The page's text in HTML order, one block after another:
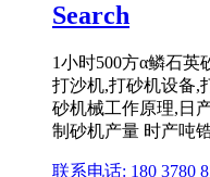
Search
1小时500方α鳞石英
打沙机,打砂机设备,
砂机械工作原理,日
制砂机产量 时产吨
联系电话: 180 3780